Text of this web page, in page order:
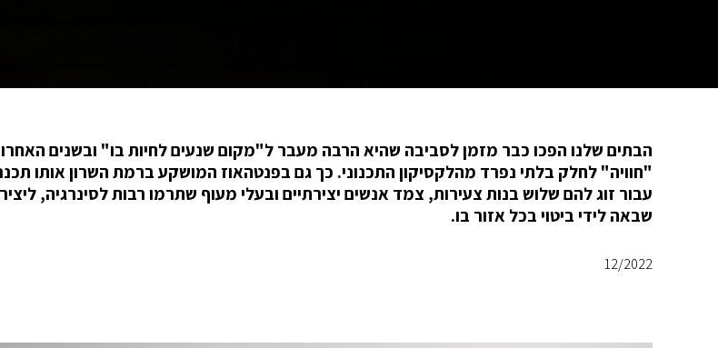
הבתים שלנו הפכו כבר מזמן לסביבה שהיא הרבה מעבר ל"מקום שנעים לחיות בו" ובשנים
"חוויה" לחלק בלתי נפרד מהלקסיקון התכנוני. כך גם בפנטהאוז המושקע ברמת השרון אותו
עבור זוג להם שלוש בנות צעירות, צמד אנשים יצירתיים ובעלי מעוף שתרמו רבות לסינרגיה,
שבאה לידי ביטוי בכל אזור בו.
12/2022